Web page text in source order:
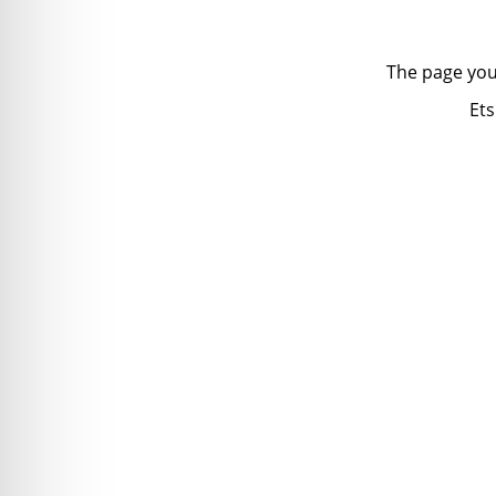
The page